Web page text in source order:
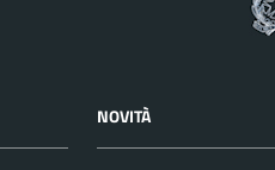
NOVITÀ